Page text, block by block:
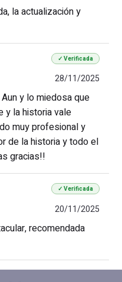
la actualización y
✓ Verificada
28/11/2025
y lo miedosa que
y la historia vale
muy profesional y
de la historia y todo el
gracias!!
✓ Verificada
20/11/2025
recomendada